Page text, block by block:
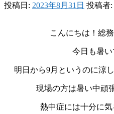
投稿日: 2023年8月31日 投稿者:
こんにちは！総
今日も暑
明日から9月というのに涼
現場の方は暑い中頑
熱中症には十分に気